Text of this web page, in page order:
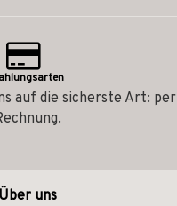
auf die sicherste Art: per
Über uns